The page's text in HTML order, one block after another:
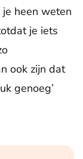
heen weten
je iets
ook zijn dat
genoeg’